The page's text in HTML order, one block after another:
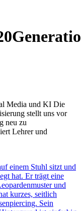
Media und KI Die
stellt uns vor
neu zu
Lehrer und